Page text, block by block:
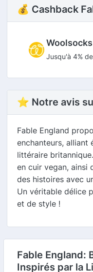
💰 Cashback
Woolsocks
Jusqu'à 4%
⭐ Notre avis
Fable England
enchanteurs, alliant
littéraire
en cuir vegan, ainsi
des histoires avec
Un véritable délice
et de style !
Fable England:
Inspirés par la